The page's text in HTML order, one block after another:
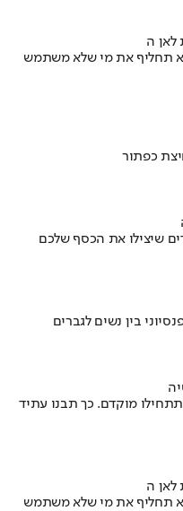
תחליף את מי שלא משתמש
כפתור
שיצילו את הכסף שלכם
בין נשים לגברים
מוקדם. כך תבנו עתיד
תחליף את מי שלא משתמש